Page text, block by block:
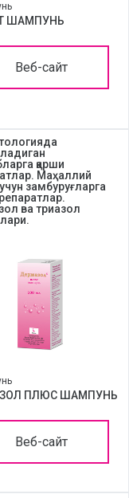
ШАМПУНЬ
Веб-сайт
қарши
Маҳаллий
замбуруғларга
ва триазол
ПЛЮС ШАМПУНЬ
Веб-сайт